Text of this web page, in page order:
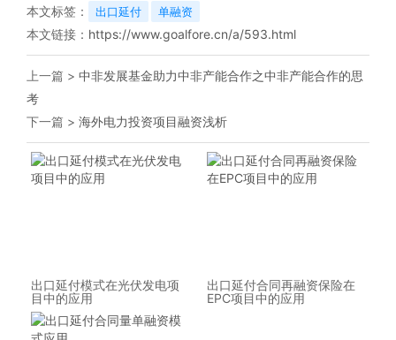
本文标签：
出口延付 单融资
本文链接： https://www.goalfore.cn/a/593.html
上一篇 > 中非发展基金助力中非产能合作之中非产能合作的思
考
下一篇 > 海外电力投资项目融资浅析
出口延付模式在光伏发电项
目中的应用
出口延付合同再融资保险在
EPC项目中的应用